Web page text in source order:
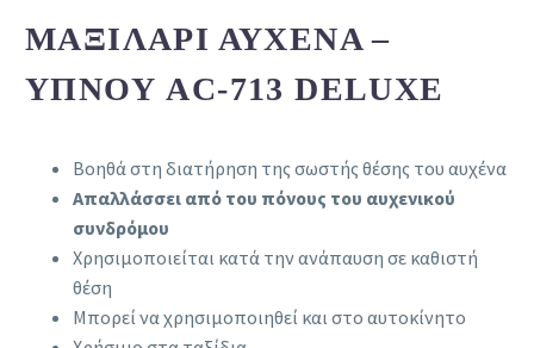
ΜΑΞΙΛΆΡΙ ΑΥΧΈΝΑ –
ΎΠΝΟΥ AC-713 DELUXE
Βοηθά στη διατήρηση της σωστής θέσης του αυχένα
Απαλλάσσει από του πόνους του αυχενικού
συνδρόμου
Χρησιμοποιείται κατά την ανάπαυση σε καθιστή
θέση
Μπορεί να χρησιμοποιηθεί και στο αυτοκίνητο